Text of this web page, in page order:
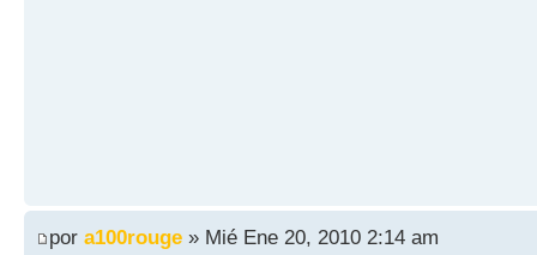
por a100rouge » Mié Ene 20, 2010 2:14 am